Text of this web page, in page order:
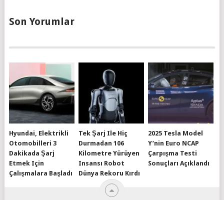
Son Yorumlar
Hyundai, Elektrikli
Otomobilleri 3
Dakikada Şarj
Etmek Için
Çalışmalara Başladı
Tek Şarj Ile Hiç
Durmadan 106
Kilometre Yürüyen
Insansı Robot
Dünya Rekoru Kırdı
2025 Tesla Model
Y’nin Euro NCAP
Çarpışma Testi
Sonuçları Açıklandı